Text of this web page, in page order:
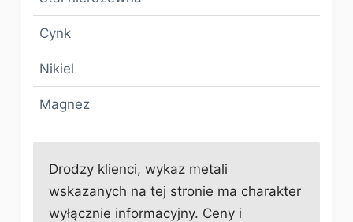
Cynk
Nikiel
Magnez
Drodzy klienci, wykaz metali
wskazanych na tej stronie ma charakter
wyłącznie informacyjny. Ceny i